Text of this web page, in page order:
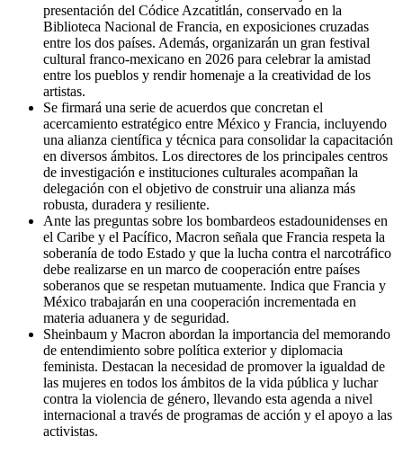
presentación del Códice Azcatitlán, conservado en la
Biblioteca Nacional de Francia, en exposiciones cruzadas
entre los dos países. Además, organizarán un gran festival
cultural franco-mexicano en 2026 para celebrar la amistad
entre los pueblos y rendir homenaje a la creatividad de los
artistas.
Se firmará una serie de acuerdos que concretan el
acercamiento estratégico entre México y Francia, incluyendo
una alianza científica y técnica para consolidar la capacitación
en diversos ámbitos. Los directores de los principales centros
de investigación e instituciones culturales acompañan la
delegación con el objetivo de construir una alianza más
robusta, duradera y resiliente.
Ante las preguntas sobre los bombardeos estadounidenses en
el Caribe y el Pacífico, Macron señala que Francia respeta la
soberanía de todo Estado y que la lucha contra el narcotráfico
debe realizarse en un marco de cooperación entre países
soberanos que se respetan mutuamente. Indica que Francia y
México trabajarán en una cooperación incrementada en
materia aduanera y de seguridad.
Sheinbaum y Macron abordan la importancia del memorando
de entendimiento sobre política exterior y diplomacia
feminista. Destacan la necesidad de promover la igualdad de
las mujeres en todos los ámbitos de la vida pública y luchar
contra la violencia de género, llevando esta agenda a nivel
internacional a través de programas de acción y el apoyo a las
activistas.